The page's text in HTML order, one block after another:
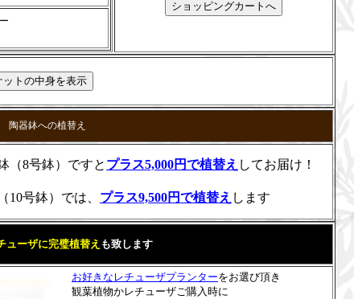
陶器鉢への植替え
（8号鉢）ですと プラス5,000円で植替え してお届け！
号鉢）では、 プラス9,500円で植替え します
ューザに完璧植替え も致します
お好きなレチューザプランターをお選び頂き
観葉植物かレチューザご購入時に